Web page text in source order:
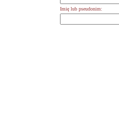
Imię lub pseudonim: